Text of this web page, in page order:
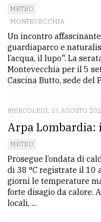
METEO
MONTEVECCHIA
Un incontro
guardiaparco e
l’acqua, il lupo". La
Montevecchia per il 5
Cascina Butto, sede del
MERCOLEDÌ, 13 AGOSTO
Arpa Lombardia:
METEO
Prosegue l’ondata di
di 38 °C registrate il 10
giorni le temperature
forte disagio da calore.
locali, ...